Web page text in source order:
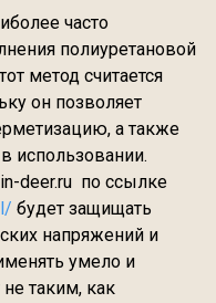
часто
полиуретановой
метод считается
он позволяет
а также
использовании.
deer.ru по ссылке
будет защищать
напряжений и
умело и
таким, как